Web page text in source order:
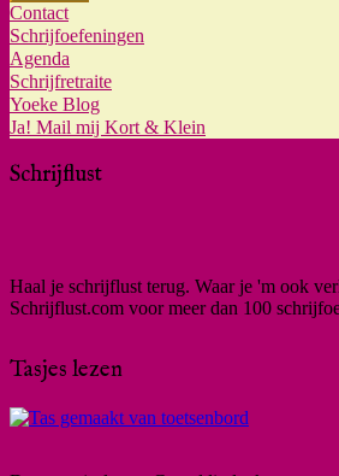
Contact
Schrijfoefeningen
Agenda
Schrijfretraite
Yoeke Blog
Ja! Mail mij Kort & Klein
Schrijflust
Haal je schrijflust terug. Waar je 'm ook
Schrijflust.com voor meer dan 100
Tasjes lezen